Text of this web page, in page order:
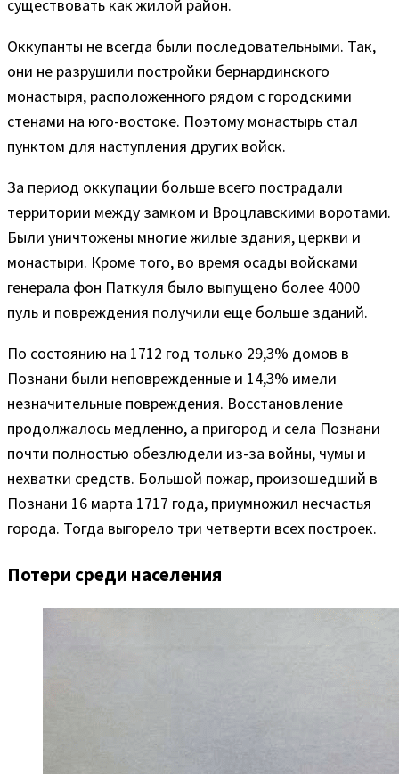
существовать как жилой район.
Оккупанты не всегда были последовательными. Так,
они не разрушили постройки бернардинского
монастыря, расположенного рядом с городскими
стенами на юго-востоке. Поэтому монастырь стал
пунктом для наступления других войск.
За период оккупации больше всего пострадали
территории между замком и Вроцлавскими воротами.
Были уничтожены многие жилые здания, церкви и
монастыри. Кроме того, во время осады войсками
генерала фон Паткуля было выпущено более 4000
пуль и повреждения получили еще больше зданий.
По состоянию на 1712 год только 29,3% домов в
Познани были неповрежденные и 14,3% имели
незначительные повреждения. Восстановление
продолжалось медленно, а пригород и села Познани
почти полностью обезлюдели из-за войны, чумы и
нехватки средств. Большой пожар, произошедший в
Познани 16 марта 1717 года, приумножил несчастья
города. Тогда выгорело три четверти всех построек.
Потери среди населения